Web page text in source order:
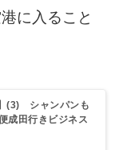
に入ること
(3) シャンパンも
成田行きビジネス